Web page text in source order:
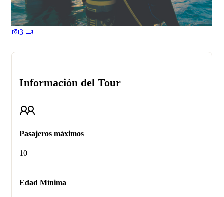
3
Información del Tour
Pasajeros máximos
10
Edad Mínima